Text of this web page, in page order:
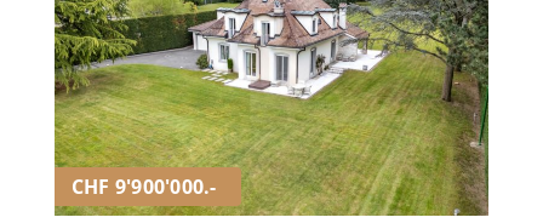
CHF 9'900'000.-